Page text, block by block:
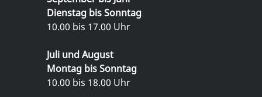
Dienstag bis Sonntag
10.00 bis 17.00 Uhr
Juli und August
Montag bis Sonntag
10.00 bis 18.00 Uhr